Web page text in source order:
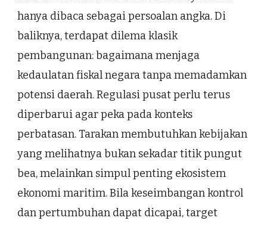
hanya dibaca sebagai persoalan angka. Di
baliknya, terdapat dilema klasik
pembangunan: bagaimana menjaga
kedaulatan fiskal negara tanpa memadamkan
potensi daerah. Regulasi pusat perlu terus
diperbarui agar peka pada konteks
perbatasan. Tarakan membutuhkan kebijakan
yang melihatnya bukan sekadar titik pungut
bea, melainkan simpul penting ekosistem
ekonomi maritim. Bila keseimbangan kontrol
dan pertumbuhan dapat dicapai, target